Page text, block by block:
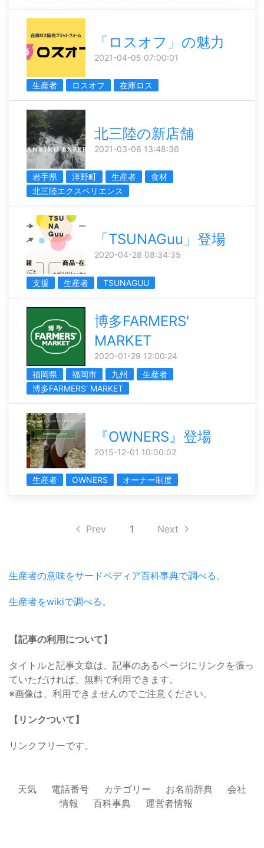
「ロスオフ」の魅力
2021-04-05 07:00:01
生産者 ロスオフ 在庫ロス
北三陸の新店舗
2021-03-08 13:48:36
岩手県 洋野町 生産者
食材
北三陸エクスペリエンス
「TSUNAGuu」登場
2020-04-28 08:34:35
支援 生産者 TSUNAGUU
博多FARMERS'
MARKET
2020-01-29 12:00:24
福岡県
福岡市 九州
生産者
博多FARMERS' MARKET
『OWNERS』登場
2015-12-01 10:00:02
生産者 OWNERS オーナー制度
Prev 1 Next
生産者の意味をサードペディア百科事典で調べる。
生産者をwikiで調べる。
【記事の利用について】
タイトルと記事文章は、記事のあるページにリンクを張っ
ていただければ、無料で利用できます。
※画像は、利用できませんのでご注意ください。
【リンクついて】
リンクフリーです。
天気 電話番号 カテゴリー お名前辞典
会社
情報
百科事典 運営者情報